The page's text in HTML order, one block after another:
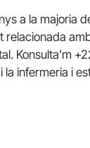
a la majoria
relacionada
Konsulta’m
la infermeria i